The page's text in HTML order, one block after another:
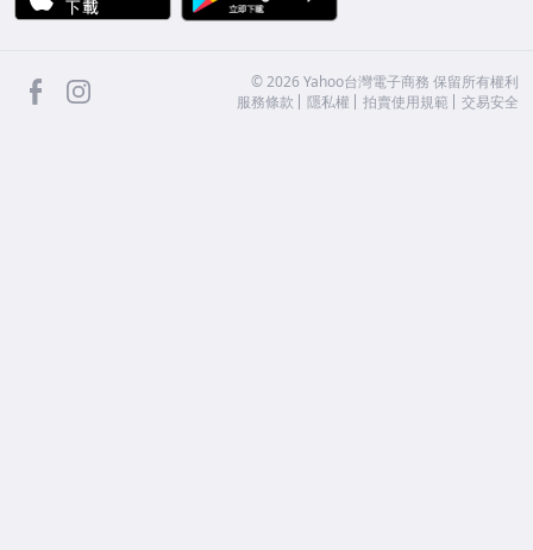
facebook ©2026 Yahoo台灣電子商務 保留所有權利
服務條款
隱私權 拍賣使用規範 交易安全